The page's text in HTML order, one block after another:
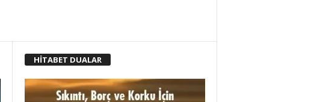
HİTABET DUALAR